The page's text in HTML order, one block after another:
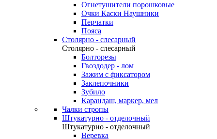
Огнетушители порошковые
Очки Каски Наушники
Перчатки
Пояса
Столярно - слесарный
Столярно - слесарный
Болторезы
Гвоздодер - лом
Зажим с фиксатором
Заклепочники
Зубило
Карандаш, маркер, мел
Чалки стропы
Штукатурно - отделочный
Штукатурно - отделочный
Веревка